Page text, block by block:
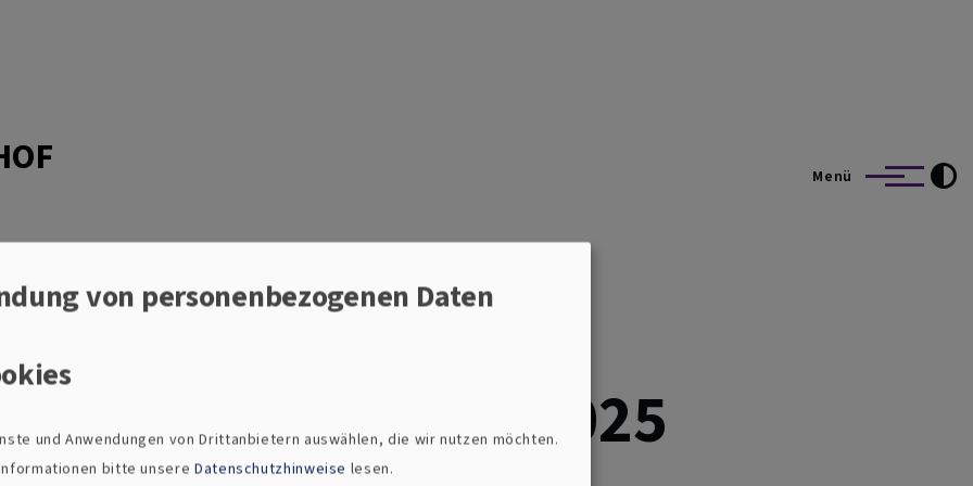
Menü
Festival 2025
von personenbezogenen Daten
und Anwendungen von Drittanbietern auswählen, die wir nutzen möchten.
bitte unsere Datenschutzhinweise lesen.